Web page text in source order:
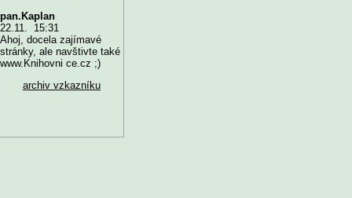
pan.Kaplan
22.11. 15:31
Ahoj, docela zajímavé
stránky, ale navštivte také
www.Knihovni ce.cz ;)
archiv vzkazníku